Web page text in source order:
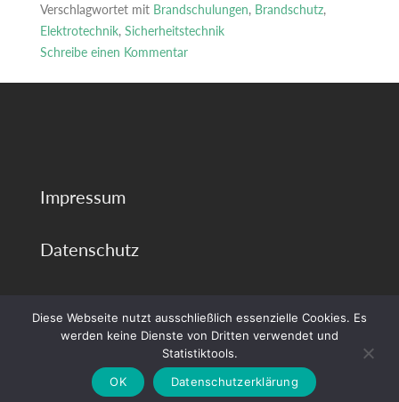
Verschlagwortet mit Brandschulungen, Brandschutz,
Elektrotechnik, Sicherheitstechnik
Schreibe einen Kommentar
Schulungen
retten
Impressum
Datenschutz
Powered von WordPress ·Erstellt mitBarlow
Diese Webseite nutzt ausschließlich essenzielle Cookies. Es
werden keine Dienste von Dritten verwendet und
Statistiktools.
OK
Datenschutzerklärung